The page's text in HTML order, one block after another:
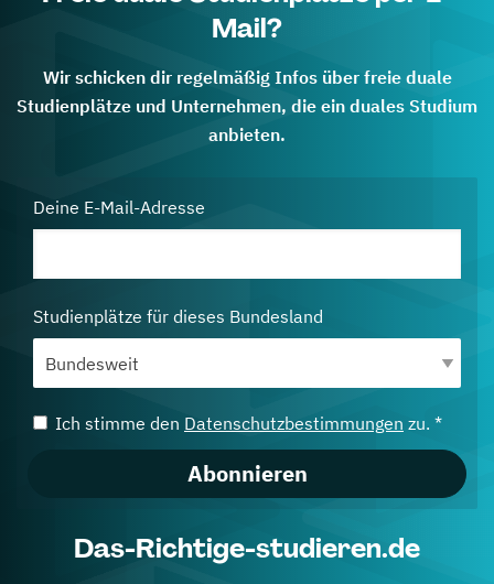
Mail?
Wir schicken dir regelmäßig Infos über freie duale
Studienplätze und Unternehmen, die ein duales Studium
anbieten.
Deine E-Mail-Adresse
Studienplätze für dieses Bundesland
Ich stimme den Datenschutzbestimmungen zu. *
Abonnieren
Das-Richtige-studieren.de